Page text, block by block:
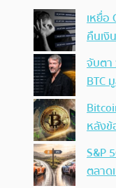
เหยื่อ
คืนเ
จับตา
BTC
หลังข้
S&P
ตลาด